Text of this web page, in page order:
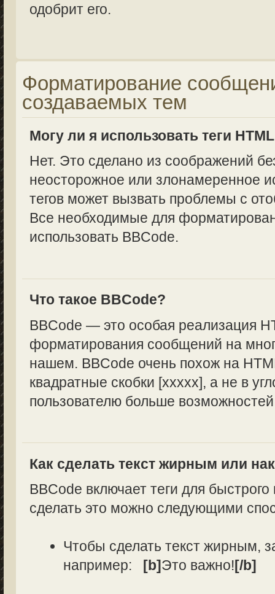
одобрит его.
Форматирование
создаваемых тем
Могу ли я использовать теги
Нет. Это сделано из соображений
неосторожное или злонамеренное
тегов может вызвать проблемы с
Все необходимые для
использовать BBCode.
Что такое BBCode?
BBCode — это особая реализация
форматирования сообщений на
нашем. BBCode очень похож на
квадратные скобки [xxxxx], а не в
пользователю больше
Как сделать текст жирным или
BBCode включает теги для
сделать это можно следующими
Чтобы сделать текст жирным,
например: [b]Это важно![/b]